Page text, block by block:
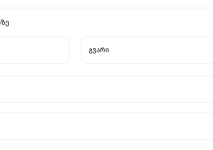
გვარი